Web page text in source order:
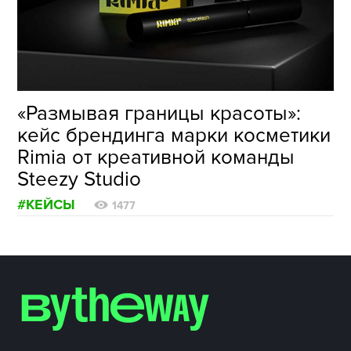
«Размывая границы красоты»:
кейс брендинга марки косметики
Rimia от креативной команды
Steezy Studio
#КЕЙСЫ 1477
ФОТОГРАФИЯ
ТИПОГРАФИКА
ИСТОРИИ БРЕНДОВ
О ПРОЕКТЕ
РЕКЛАМА